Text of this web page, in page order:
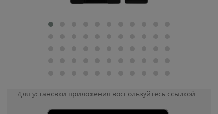
Для установки приложения воспользуйтесь ссылкой